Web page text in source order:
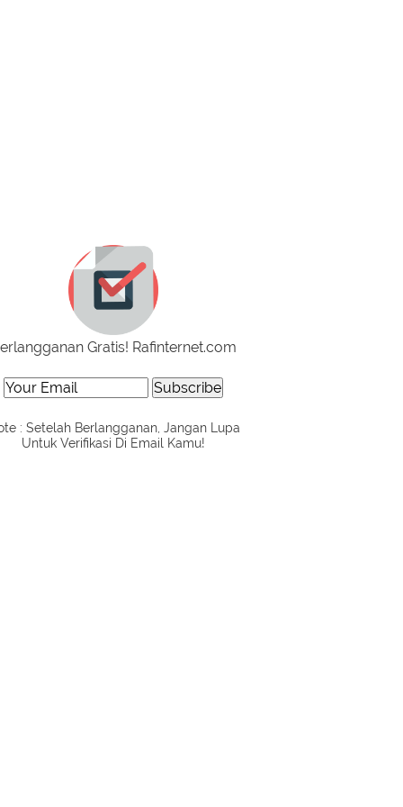
Gratis! Rafinternet.com
: Setelah Berlangganan, Jangan Lupa
Untuk Verifikasi Di Email Kamu!